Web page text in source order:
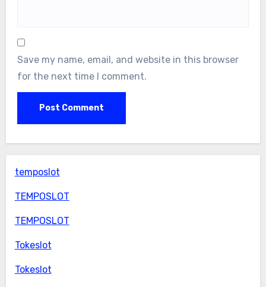
Save my name, email, and website in this browser
for the next time I comment.
temposlot
TEMPOSLOT
TEMPOSLOT
Tokeslot
Tokeslot